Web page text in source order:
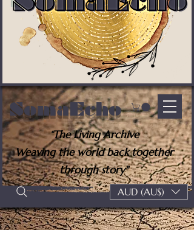
SomaEcho
“The Living Archive
Weaving the world back together
through story"
AUD (AU$)